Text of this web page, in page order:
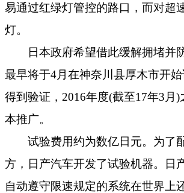
易通过红绿灯管控的路口，而对超
灯。
日本政府希望借此缓解拥堵并防
最早将于4月在神奈川县厚木市开
得到验证， 2016年度(截至17年3 月)
本推广。
试验费用约为数亿日元。为了
方，日产汽车开发了试验机器。日
自动遵守限速规定的系统在世界上